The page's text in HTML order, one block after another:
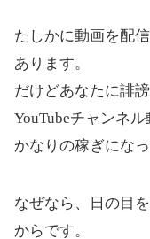
たしかに動画を配
あります。
だけどあなたに誹
YouTubeチャンネ
かなりの稼ぎになっ
なぜなら、日の目
からです。